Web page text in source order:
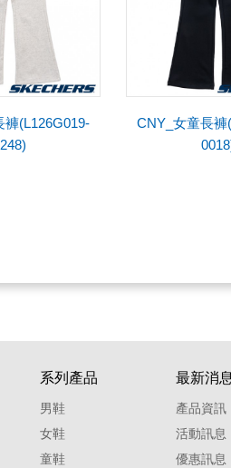
褲(L126G019-
CNY_女童長褲
系列產品
男鞋
女鞋
童鞋
最新消
產品資訊
活動訊息
優惠訊息